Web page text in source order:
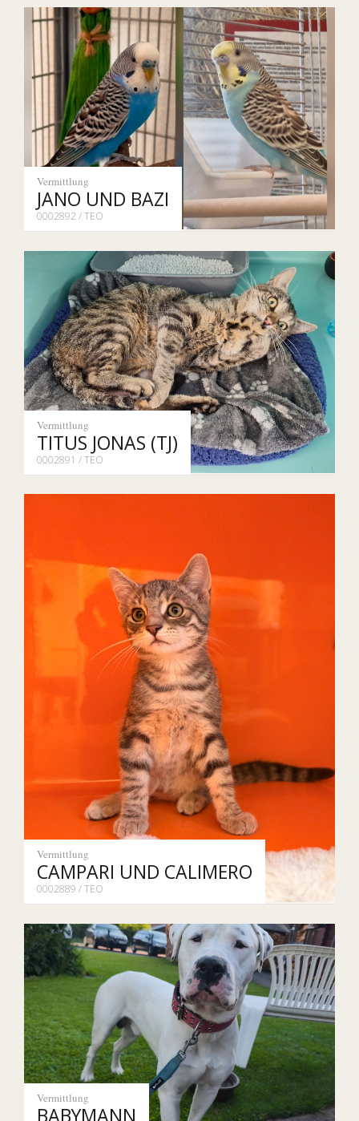
Vermittlung
JANO UND BAZI
0002892 / TEO
Vermittlung
TITUS JONAS (TJ)
0002891 / TEO
Vermittlung
CAMPARI UND CALIMERO
0002889 / TEO
Vermittlung
BABYMANN